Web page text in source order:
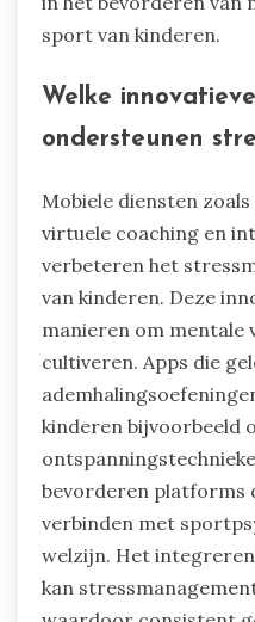
sport van kinderen.
Welke
ondersteunen
Mobiele diensten
virtuele coaching en
verbeteren het
van kinderen. Deze
manieren om mentale
cultiveren. Apps die
kinderen bijvoorbeeld
bevorderen platforms
verbinden met
welzijn. Het
kan